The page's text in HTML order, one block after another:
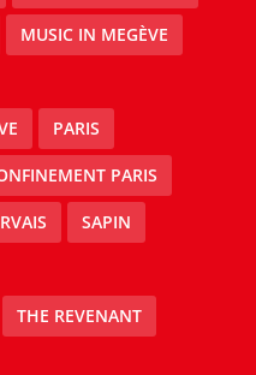
MUSIC IN MEGÈVE
PARIS
PARIS
SAPIN
THE REVENANT